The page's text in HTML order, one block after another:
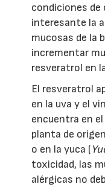
condiciones de
interesante la
mucosas de la
incrementar
resveratrol en
El resveratrol
en la uva y el
encuentra en
planta de
o en la yuca (
toxicidad, las
alérgicas no